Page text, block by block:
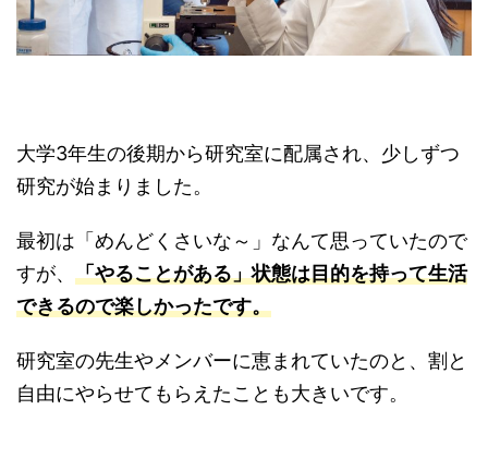
大学3年生の後期から研究室に配属され、少しずつ
研究が始まりました。
最初は「めんどくさいな～」なんて思っていたので
すが、 「やることがある」状態は目的を持って生活
できるので楽しかったです。
研究室の先生やメンバーに恵まれていたのと、割と
自由にやらせてもらえたことも大きいです。